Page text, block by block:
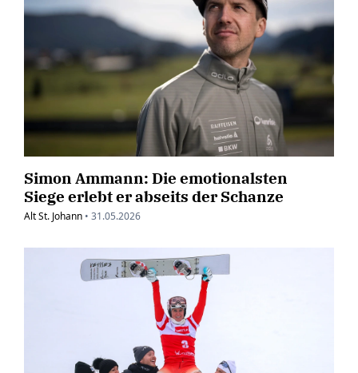
Simon Ammann: Die emotionalsten
Siege erlebt er abseits der Schanze
Alt St. Johann • 31.05.2026